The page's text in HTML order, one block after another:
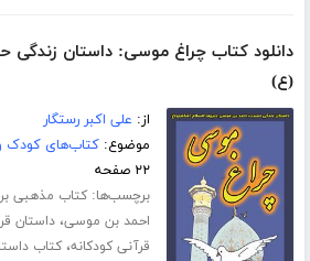
دانلود کتاب چراغ موسی: داستان
(ع)
از: علی اکبر رستگار
موضوع:کتاب‌های کودک
۲۲ صفحه
برچسب‌ها:کتاب مذهبی
احمد بن موسی،داستان
قرآنی کودکانه،کتاب